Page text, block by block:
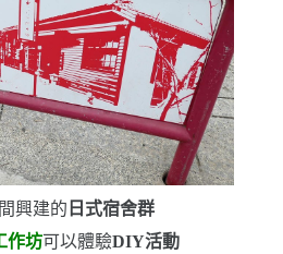
興建的 日式宿舍群
作坊可以體驗DIY活動